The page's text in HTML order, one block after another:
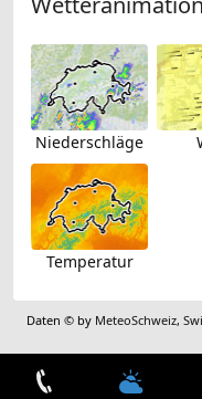
Niederschläge
Temperatur
Daten © by MeteoSchweiz,